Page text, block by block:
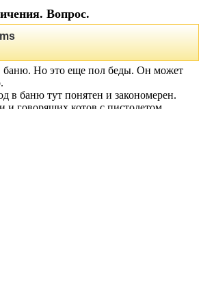
Вопрос.
баню. Но это еще пол беды. Он может
в баню тут понятен и закономерен.
и говорящих котов с пистолетом.